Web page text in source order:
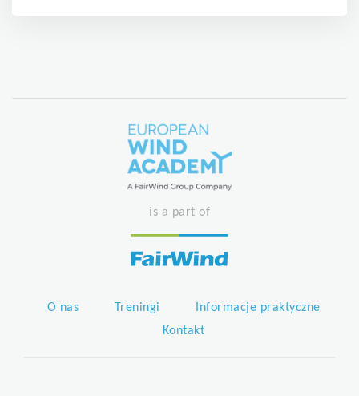
is a part of
O nas Treningi
Informacje praktyczne
Kontakt